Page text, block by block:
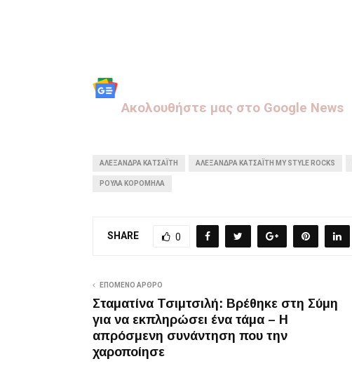
Aκολουθήστε μας στo Google News
ΑΛΕΞΆΝΔΡΑ ΚΑΤΣΑΪ́ΤΗ ΑΛΕΞΆΝΔΡΑ ΚΑΤΣΑΪ́ΤΗ MY STYLE ROCKS
ΡΟΎΛΑ ΚΟΡΟΜΗΛΆ
SHARE 0
ΕΠΌΜΕΝΟ ΆΡΘΡΟ
Σταματίνα Τσιμτσιλή: Βρέθηκε στη Σύμη
για να εκπληρώσει ένα τάμα – Η
απρόσμενη συνάντηση που την
χαροποίησε